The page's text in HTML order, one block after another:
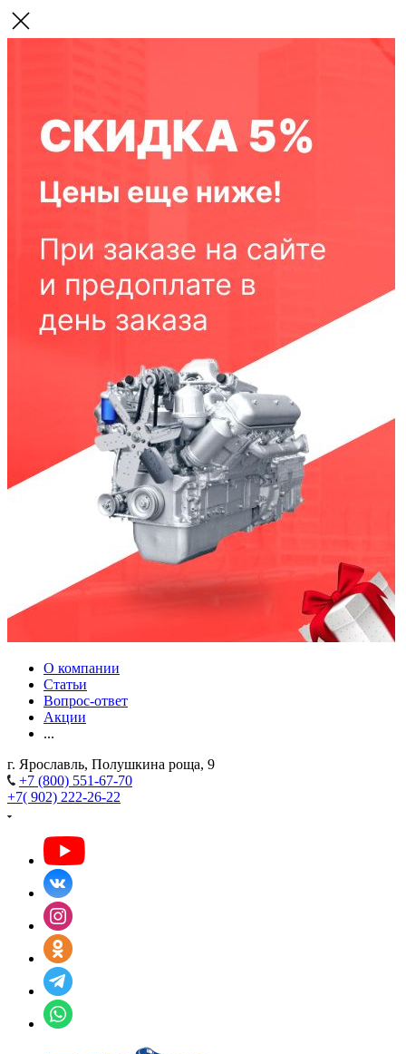
О компании
Статьи
Вопрос-ответ
Акции
...
г. Ярославль, Полушкина роща, 9
+7 (800) 551-67-70
+7( 902) 222-26-22